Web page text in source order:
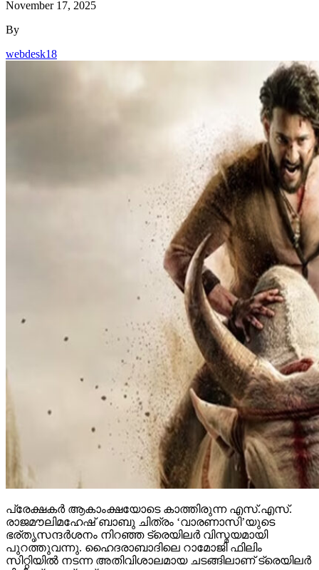
November 17, 2025
By
webdesk18
പ്രേക്ഷകര്‍ ആകാംക്ഷയോടെ കാത്തിരുന്ന എസ്.എസ്.
രാജമൗലിമഹേഷ് ബാബു ചിത്രം ‘വാരണാസി’യുടെ
ഭര്തൃസന്ദര്‍ശനം നിറഞ്ഞ ട്രെയിലര്‍ വിസ്മയമായി
പുറത്തുവന്നു. ഹൈദരാബാദിലെ റാമോജി ഫിലിം
സിറ്റിയില്‍ നടന്ന അതിവിശാലമായ ചടങ്ങിലാണ് ട്രെയിലര്‍